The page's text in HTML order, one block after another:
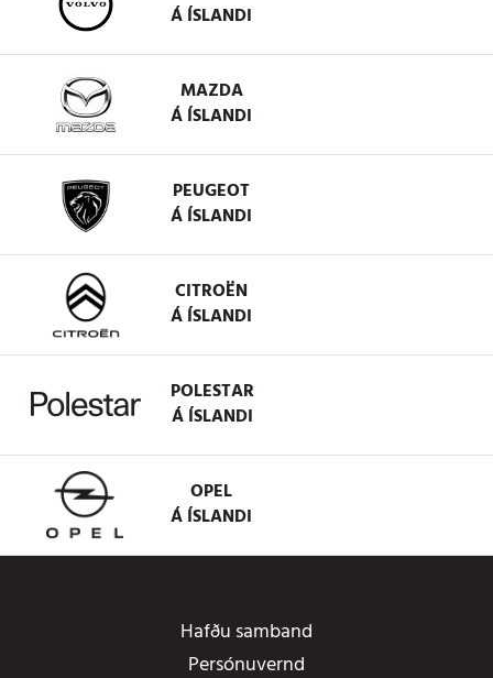
Á ÍSLANDI
MAZDA
Á ÍSLANDI
PEUGEOT
Á ÍSLANDI
CITROËN
Á ÍSLANDI
POLESTAR
Á ÍSLANDI
OPEL
Á ÍSLANDI
Hafðu samband
Persónuvernd